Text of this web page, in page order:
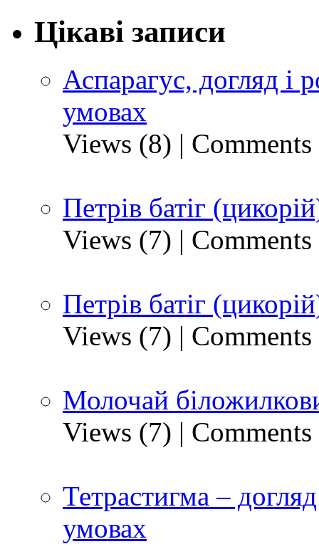
Цікаві записи
Аспарагус, догляд і
умовах
Views (8) |
Петрів батіг
Views (7) |
Петрів батіг
Views (7) |
Молочай
Views (7) |
Тетрастигма –
умовах